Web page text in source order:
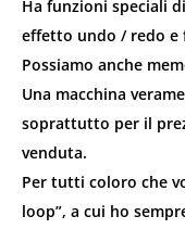
Ha funzioni speciali
effetto undo / redo e
Possiamo anche
Una macchina
soprattutto per il
venduta.
Per tutti coloro che
loop”, a cui ho